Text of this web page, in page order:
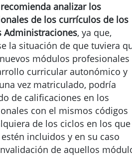
analizar los
de los currículos de los
Administraciones, ya que,
la situación de que tuviera
módulos profesionales
curricular autonómico y
vez matriculado, podría
de calificaciones en los
con el mismos códigos
de los ciclos en los que
incluidos y en su caso
de aquellos